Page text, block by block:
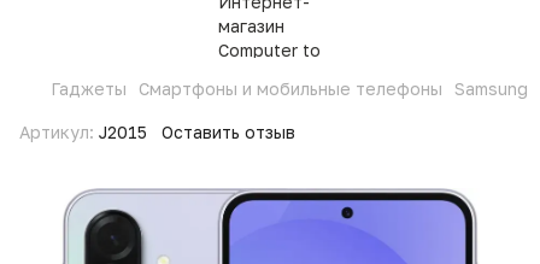
Гаджеты Смартфоны и мобильные телефоны Samsung
Артикул: J2015 Оставить отзыв